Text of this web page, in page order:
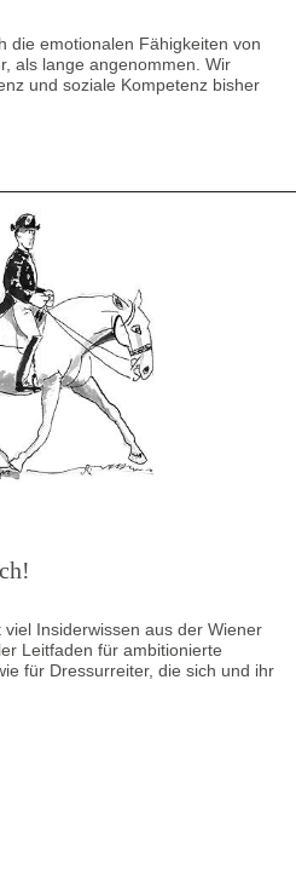
die emotionalen Fähigkeiten von
als lange angenommen. Wir
und soziale Kompetenz bisher
Insiderwissen aus der Wiener
Leitfaden für ambitionierte
für Dressurreiter, die sich und ihr